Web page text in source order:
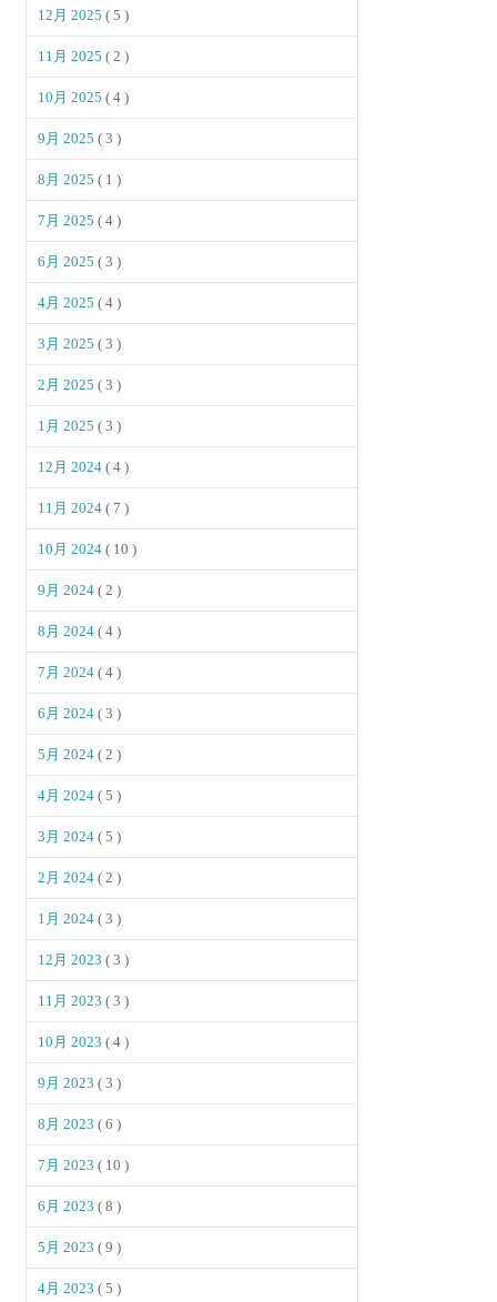
12月 2025( 5 )
11月 2025( 2 )
10月 2025( 4 )
9月 2025( 3 )
8月 2025( 1 )
7月 2025( 4 )
6月 2025( 3 )
4月 2025( 4 )
3月 2025( 3 )
2月 2025( 3 )
1月 2025( 3 )
12月 2024( 4 )
11月 2024( 7 )
10月 2024( 10 )
9月 2024( 2 )
8月 2024( 4 )
7月 2024( 4 )
6月 2024( 3 )
5月 2024( 2 )
4月 2024( 5 )
3月 2024( 5 )
2月 2024( 2 )
1月 2024( 3 )
12月 2023( 3 )
11月 2023( 3 )
10月 2023( 4 )
9月 2023( 3 )
8月 2023( 6 )
7月 2023( 10 )
6月 2023( 8 )
5月 2023( 9 )
4月 2023( 5 )